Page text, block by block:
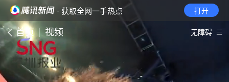
· 获取全网一手热点 打开
首页 视频 无障碍